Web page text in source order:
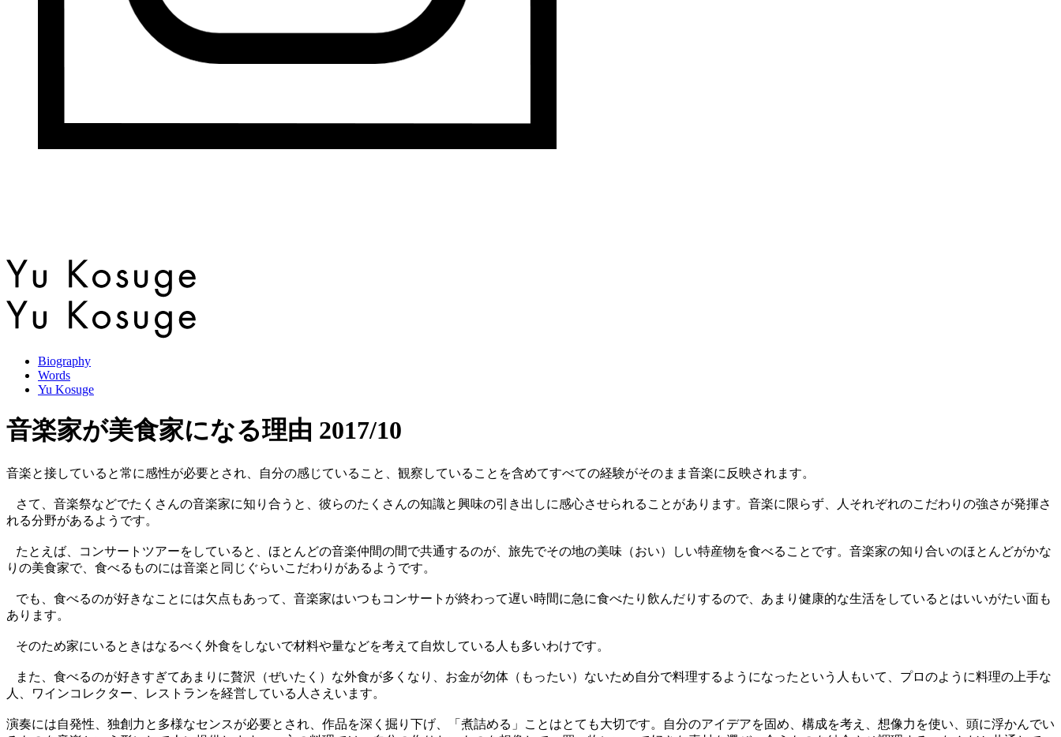
Biography
Words
Yu Kosuge
音楽家が美食家になる理由 2017/10
音楽と接していると常に感性が必要とされ、自分の感じていること、観察していることを含めてすべての経験がそのまま音楽に反映されます。
さて、音楽祭などでたくさんの音楽家に知り合うと、彼らのたくさんの知識と興味の引き出しに感心させられることがあります。音楽に限らず、人それぞれのこだわりの強さが発揮さ
れる分野があるようです。
たとえば、コンサートツアーをしていると、ほとんどの音楽仲間の間で共通するのが、旅先でその地の美味（おい）しい特産物を食べることです。音楽家の知り合いのほとんどがかな
りの美食家で、食べるものには音楽と同じぐらいこだわりがあるようです。
でも、食べるのが好きなことには欠点もあって、音楽家はいつもコンサートが終わって遅い時間に急に食べたり飲んだりするので、あまり健康的な生活をしているとはいいがたい面も
あります。
そのため家にいるときはなるべく外食をしないで材料や量などを考えて自炊している人も多いわけです。
また、食べるのが好きすぎてあまりに贅沢（ぜいたく）な外食が多くなり、お金が勿体（もったい）ないため自分で料理するようになったという人もいて、プロのように料理の上手な
人、ワインコレクター、レストランを経営している人さえいます。
演奏には自発性、独創力と多様なセンスが必要とされ、作品を深く掘り下げ、「煮詰める」ことはとても大切です。自分のアイデアを固め、構成を考え、想像力を使い、頭に浮かんでい